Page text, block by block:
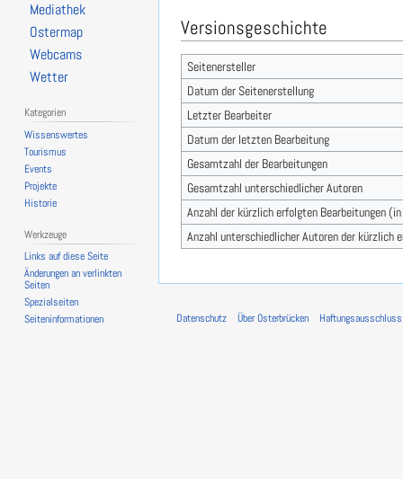
Versionsgeschichte
Seitenersteller
Datum der Seitenerstellung
Letzter Bearbeiter
Datum der letzten Bearbeitung
Gesamtzahl der Bearbeitungen
Gesamtzahl unterschiedlicher Autoren
Anzahl der kürzlich erfolgten Bearbeitungen
Anzahl unterschiedlicher Autoren der kürzlich
Mediathek
Ostermap
Webcams
Wetter
Kategorien
Wissenswertes
Tourismus
Events
Projekte
Historie
Werkzeuge
Links auf diese Seite
Änderungen an verlinkten
Seiten
Spezialseiten
Seiten­­informationen
Datenschutz Über Osterbrücken Haftungsausschluss